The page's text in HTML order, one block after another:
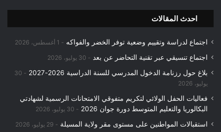
احدث المقالات
اجتماع لدراسة وتقييم وضعية توفر الخضر والفواكه 1 أغسطس، 2026
اجتماع تنسيقي عبر تقنية التحاضر عن بعد 30 يوليو، 2026
بلاغ حول رزنامة الدخول المدرسي للسنة الدراسية 2026-2027
30
يوليو، 2026
فعاليات الحفل الولائي لتكريم متفوقي الامتحانات الرسمية لشهادتي
البكالوريا والتعليم المتوسط دورة جوان 2026
30 يوليو، 2026
استقبالات المواطنين على مستوى مقر ولاية المسيلة 29 يوليو، 2026